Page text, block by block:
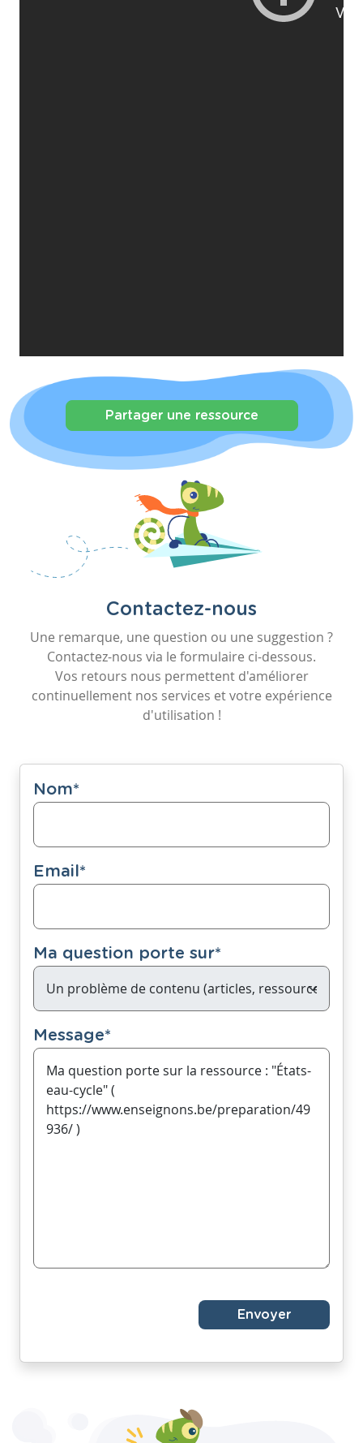
Partager une ressource
Contactez-nous
Une remarque, une question ou une suggestion ?
Contactez-nous via le formulaire ci-dessous.
Vos retours nous permettent d'améliorer
continuellement nos services et votre expérience
d'utilisation !
Nom*
Email*
Ma question porte sur*
Message*
Envoyer